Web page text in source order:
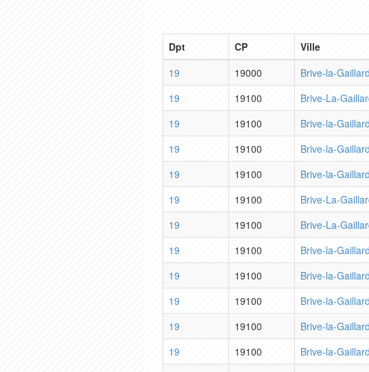
Dpt CP Ville
19
19000 Brive-la-
19
19100 Brive-La-
19
19100 Brive-la-
19
19100 Brive-la-
19
19100 Brive-la-
19
19100 Brive-La-
19
19100 Brive-La-
19
19100 Brive-la-
19
19100 Brive-la-
19
19100 Brive-la-
19
19100 Brive-la-
19
19100 Brive-la-